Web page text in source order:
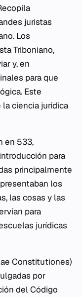
juristas
Los
Triboniano,
y, en
para que
Este
ciencia jurídica
en 533,
para
principalmente
los
las cosas y las
para
jurídicas
Constitutiones)
por
del Código